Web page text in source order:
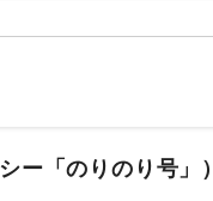
ー「のりのり号」）